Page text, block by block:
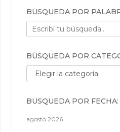
BÚSQUEDA POR
BÚSQUEDA POR
Búsqueda por categorías:
BÚSQUEDA POR FECHA:
agosto 2026